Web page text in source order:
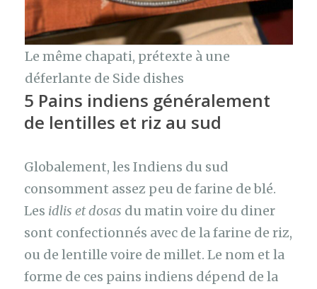
Le même chapati, prétexte à une
déferlante de Side dishes
5 Pains indiens généralement
de lentilles et riz au sud
Globalement, les Indiens du sud
consomment assez peu de farine de blé.
Les idlis et dosas du matin voire du diner
sont confectionnés avec de la farine de riz,
ou de lentille voire de millet. Le nom et la
forme de ces pains indiens dépend de la